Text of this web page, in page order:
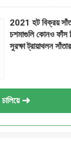
2021 হট বিক্রয়
চশমাগুলি কোনও ফাঁস
সুরক্ষা ট্রায়াথলন
চালিয়ে